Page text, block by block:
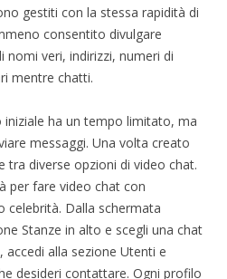
gestiti con la stessa rapidità di
consentito divulgare
nomi veri, indirizzi, numeri di
mentre chatti.
ha un tempo limitato, ma
messaggi. Una volta creato
tra diverse opzioni di video chat.
per fare video chat con
celebrità. Dalla schermata
Stanze in alto e scegli una chat
alla sezione Utenti e
desideri contattare. Ogni profilo